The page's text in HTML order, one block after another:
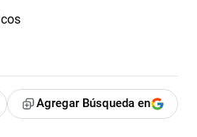
Agregar Búsqueda en